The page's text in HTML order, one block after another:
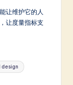
让维护它的人
让度量指标支